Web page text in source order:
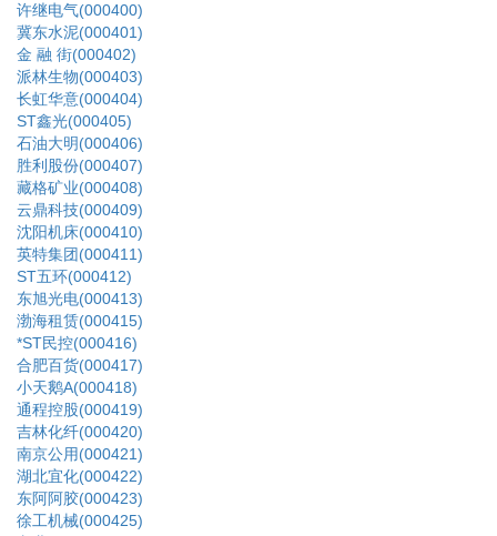
许继电气(000400)
冀东水泥(000401)
金 融 街(000402)
派林生物(000403)
长虹华意(000404)
ST鑫光(000405)
石油大明(000406)
胜利股份(000407)
藏格矿业(000408)
云鼎科技(000409)
沈阳机床(000410)
英特集团(000411)
ST五环(000412)
东旭光电(000413)
渤海租赁(000415)
*ST民控(000416)
合肥百货(000417)
小天鹅A(000418)
通程控股(000419)
吉林化纤(000420)
南京公用(000421)
湖北宜化(000422)
东阿阿胶(000423)
徐工机械(000425)